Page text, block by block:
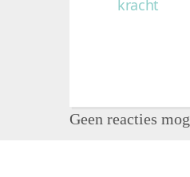
kracht
Geen reacties